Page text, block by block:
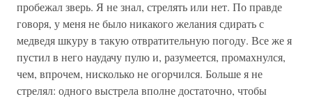
пробежал зверь. Я не знал, стрелять или нет. По правде
говоря, у меня не было никакого желания сдирать с
медведя шкуру в такую отвратительную погоду. Все же я
пустил в него наудачу пулю и, разумеется, промахнулся,
чем, впрочем, нисколько не огорчился. Больше я не
стрелял: одного выстрела вполне достаточно, чтобы